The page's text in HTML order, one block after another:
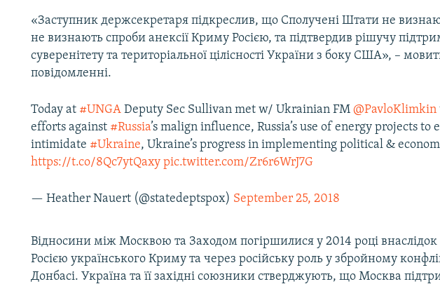
«Заступник держсекретаря підкреслив, що Сполучені Штати не
не визнають спроби анексії Криму Росією, та підтвердив рішучу
суверенітету та територіальної цілісності України з боку США», –
повідомленні.
Today at #UNGA Deputy Sec Sullivan met w/ Ukrainian FM@PavloKlimkin
efforts against #Russia’s malign influence, Russia’s use of energy projects to
intimidate #Ukraine, Ukraine’s progress in implementing political &
https://t.co/8Qc7ytQaxy pic.twitter.com/Zr6r6WrJ7G
— Heather Nauert (@statedeptspox) September 25, 2018
Відносини між Москвою та Заходом погіршилися у 2014 році внаслідок
Росією українського Криму та через російську роль у збройному
Донбасі. Україна та її західні союзники стверджують, що Москва